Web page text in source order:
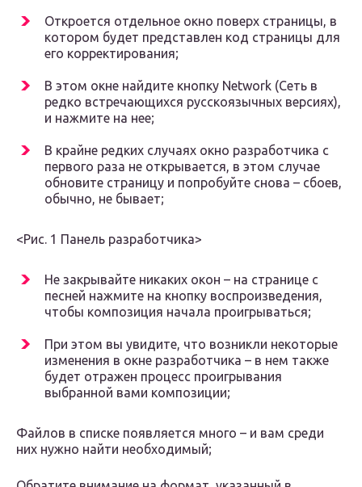
Откроется отдельное окно поверх страницы, в
котором будет представлен код страницы для
его корректирования;
В этом окне найдите кнопку Network (Сеть в
редко встречающихся русскоязычных версиях),
и нажмите на нее;
В крайне редких случаях окно разработчика с
первого раза не открывается, в этом случае
обновите страницу и попробуйте снова – сбоев,
обычно, не бывает;
<Рис. 1 Панель разработчика>
Не закрывайте никаких окон – на странице с
песней нажмите на кнопку воспроизведения,
чтобы композиция начала проигрываться;
При этом вы увидите, что возникли некоторые
изменения в окне разработчика – в нем также
будет отражен процесс проигрывания
выбранной вами композиции;
Файлов в списке появляется много – и вам среди
них нужно найти необходимый;